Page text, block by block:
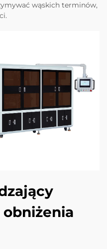
wąskich terminów,